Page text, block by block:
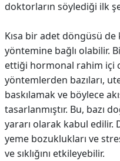
doktorların söylediği ilk
Kısa bir adet döngüsü
yöntemine bağlı olabilir.
ettiği hormonal rahim içi
yöntemlerden bazıları,
baskılamak ve böylece
tasarlanmıştır. Bu, bazı
yararı olarak kabul edilir.
yeme bozuklukları ve
ve sıklığını etkileyebilir.